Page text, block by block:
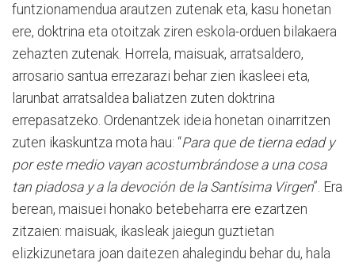
funtzionamendua arautzen zutenak eta, kasu honetan
ere, doktrina eta otoitzak ziren eskola-orduen bilakaera
zehazten zutenak. Horrela, maisuak, arratsaldero,
arrosario santua errezarazi behar zien ikasleei eta,
larunbat arratsaldea baliatzen zuten doktrina
errepasatzeko. Ordenantzek ideia honetan oinarritzen
zuten ikaskuntza mota hau: “Para que de tierna edad y
por este medio vayan acostumbrándose a una cosa
tan piadosa y a la devoción de la Santísima Virgen”. Era
berean, maisuei honako betebeharra ere ezartzen
zitzaien: maisuak, ikasleak jaiegun guztietan
elizkizunetara joan daitezen ahalegindu behar du, hala